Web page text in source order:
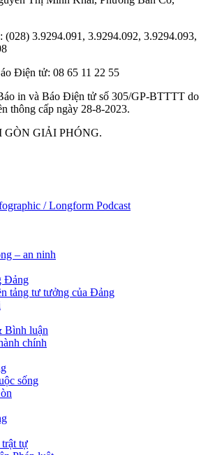
: (028) 3.9294.091, 3.9294.092, 3.9294.093,
Điện tử: 08 65 11 22 55
in và Báo Điện tử số 305/GP-BTTTT do
thông cấp ngày 28-8-2023.
GÒN GIẢI PHÓNG.
/ Longform Podcast
– an ninh
Đảng
tảng tư tưởng của Đảng
Bình luận
chính
sống
tự